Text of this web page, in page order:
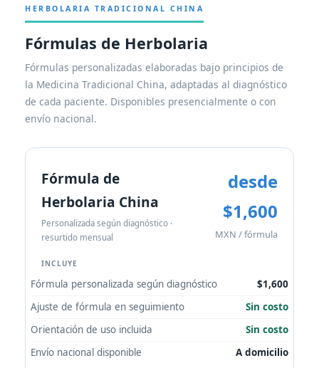
HERBOLARIA TRADICIONAL CHINA
Fórmulas de Herbolaria
Fórmulas personalizadas elaboradas bajo principios de
la Medicina Tradicional China, adaptadas al diagnóstico
de cada paciente. Disponibles presencialmente o con
envío nacional.
Fórmula de
Herbolaria China
Personalizada según diagnóstico ·
resurtido mensual
desde
$1,600
MXN / fórmula
INCLUYE
Fórmula personalizada según diagnóstico
$1,600
Ajuste de fórmula en seguimiento
Sin costo
Orientación de uso incluida
Sin costo
Envío nacional disponible
A domicilio